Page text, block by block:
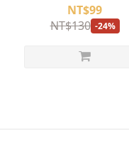
NT$99
NT$130 -24%